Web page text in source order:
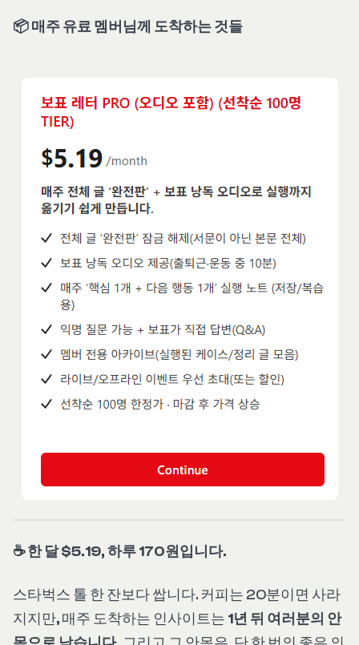
📦 매주 유료 멤버님께 도착하는 것들
☕ 한 달 $5.19, 하루 170원입니다.
스타벅스 톨 한 잔보다 쌉니다. 커피는 20분이면 사라
지지만, 매주 도착하는 인사이트는 1년 뒤 여러분의 안